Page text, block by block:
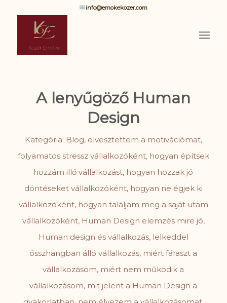
info@emokekozer.com
A lenyűgöző Human
Design
Kategória: Blog, elvesztettem a motivációmat,
folyamatos stressz vállalkozóként, hogyan építsek
hozzám illő vállalkozást, hogyan hozzak jó
döntéseket vállalkozóként, hogyan ne égjek ki
vállalkozóként, hogyan találjam meg a saját utam
vállalkozóként, Human Design elemzés mire jó,
Human design és vállalkozás, lelkeddel
összhangban álló vállalkozás, miért fáraszt a
vállalkozásom, miért nem működik a
vállalkozásom, mit jelent a Human Design a